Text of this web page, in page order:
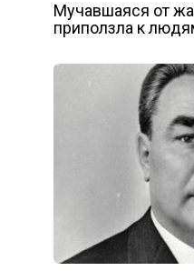
Мучавшаяся от
приползла к